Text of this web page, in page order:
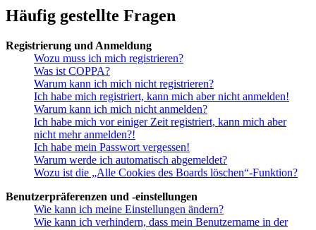
Häufig gestellte Fragen
Registrierung und Anmeldung
Wozu muss ich mich registrieren?
Was ist COPPA?
Warum kann ich mich nicht registrieren?
Ich habe mich registriert, kann mich aber nicht anmelden!
Warum kann ich mich nicht anmelden?
Ich habe mich vor einiger Zeit registriert, kann mich aber
nicht mehr anmelden?!
Ich habe mein Passwort vergessen!
Warum werde ich automatisch abgemeldet?
Wozu ist die „Alle Cookies des Boards löschen“-Funktion?
Benutzerpräferenzen und -einstellungen
Wie kann ich meine Einstellungen ändern?
Wie kann ich verhindern, dass mein Benutzername in der